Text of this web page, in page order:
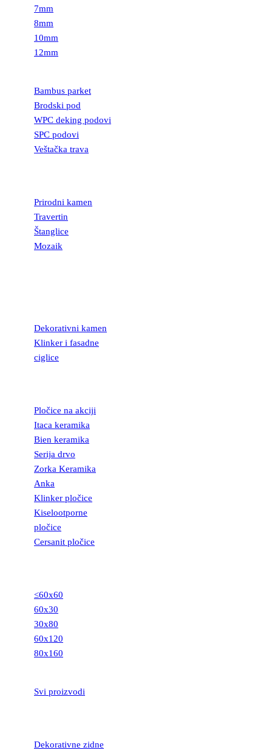
7mm
8mm
10mm
12mm
Bambus parket
Brodski pod
WPC deking podovi
SPC podovi
Veštačka trava
Prirodni kamen
Travertin
Štanglice
Mozaik
Dekorativni kamen
Klinker i fasadne
ciglice
Pločice na akciji
Itaca keramika
Bien keramika
Serija drvo
Zorka Keramika
Anka
Klinker pločice
Kiselootporne
pločice
Cersanit pločice
≤60x60
60x30
30x80
60x120
80x160
Svi proizvodi
Dekorativne zidne